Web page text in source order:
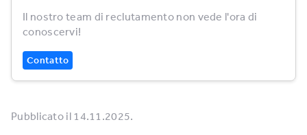
Il nostro team di reclutamento non vede l'ora di
conoscervi!
Contatto
Pubblicato il 14.11.2025.